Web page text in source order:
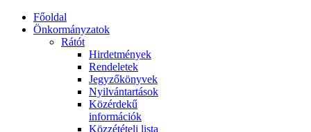
Főoldal
Önkormányzatok
Rátót
Hirdetmények
Rendeletek
Jegyzőkönyvek
Nyilvántartások
Közérdekű
információk
Közzétételi lista